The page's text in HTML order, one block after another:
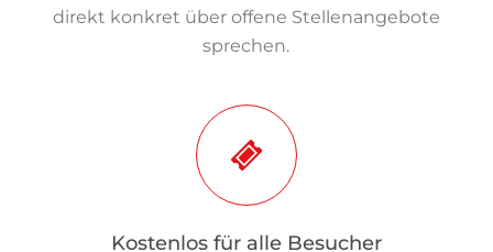
direkt konkret über offene Stellenangebote
sprechen.
Kostenlos für alle Besucher